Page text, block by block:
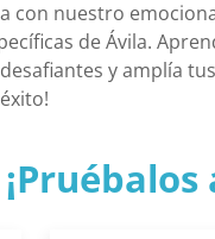
con nuestro
de Ávila.
y amplía